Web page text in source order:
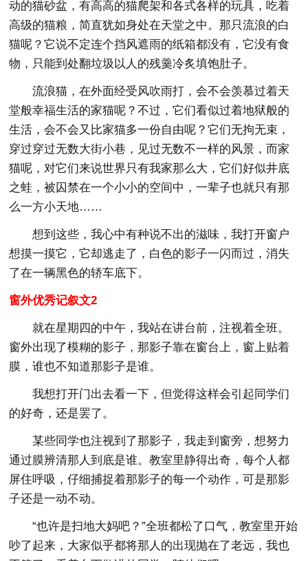
动的猫砂盆，有高高的猫爬架和各式各样的玩具，吃着
高级的猫粮，简直犹如身处在天堂之中。那只流浪的白
猫呢？它说不定连个挡风遮雨的纸箱都没有，它没有食
物，只能到处翻垃圾以人的残羹冷炙填饱肚子。
流浪猫，在外面经受风吹雨打，会不会羡慕过着天
堂般幸福生活的家猫呢？不过，它们看似过着地狱般的
生活，会不会又比家猫多一份自由呢？它们无拘无束，
穿过穿过无数大街小巷，见过无数不一样的风景，而家
猫呢，对它们来说世界只有我家那么大，它们好似井底
之蛙，被囚禁在一个小小的空间中，一辈子也就只有那
么一方小天地……
想到这些，我心中有种说不出的滋味，我打开窗户
想摸一摸它，它却逃走了，白色的影子一闪而过，消失
了在一辆黑色的轿车底下。
窗外优秀记叙文2
就在星期四的中午，我站在讲台前，注视着全班。
窗外出现了模糊的影子，那影子靠在窗台上，窗上贴着
膜，谁也不知道那影子是谁。
我想打开门出去看一下，但觉得这样会引起同学们
的好奇，还是罢了。
某些同学也注视到了那影子，我走到窗旁，想努力
通过膜辨清那人到底是谁。教室里静得出奇，每个人都
屏住呼吸，仔细捕捉着那影子的每一个动作，可是那影
子还是一动不动。
“也许是扫地大妈吧？”全班都松了口气，教室里开始
吵了起来，大家似乎都将那人的出现抛在了老远，我也